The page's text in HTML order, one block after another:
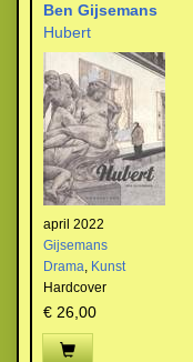
Ben Gijsemans
Hubert
april 2022
Gijsemans
Drama, Kunst
Hardcover
€ 26,00